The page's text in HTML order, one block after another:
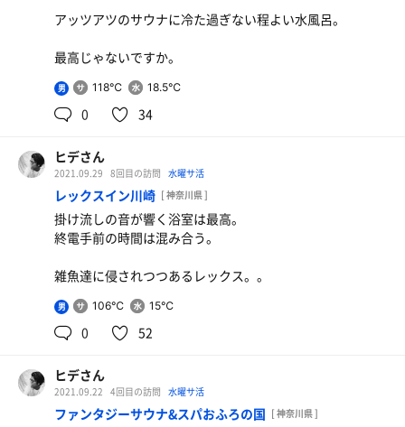
アッツアツのサウナに冷た過ぎない程よい水風呂。
最高じゃないですか。
男 118℃ 18.5℃
0 34
ヒデさん
2021.09.29 8回目の訪問 水曜サ活
レックスイン川崎 [ 神奈川県 ]
掛け流しの音が響く浴室は最高。
終電手前の時間は混み合う。
雑魚達に侵されつつあるレックス。。
男 106℃ 15℃
0 52
ヒデさん
2021.09.22 4回目の訪問 水曜サ活
ファンタジーサウナ&スパおふろの国 [ 神奈川県 ]